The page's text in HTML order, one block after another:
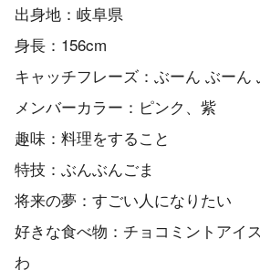
出身地：岐阜県
身長：156cm
キャッチフレーズ：ぶーん ぶーん
メンバーカラー：ピンク、紫
趣味：料理をすること
特技：ぶんぶんごま
将来の夢：すごい人になりたい
好きな食べ物：チョコミントアイ
わ